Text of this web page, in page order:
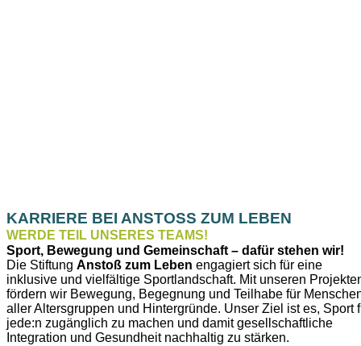
KARRIERE BEI ANSTOSS ZUM LEBEN
WERDE TEIL UNSERES TEAMS!
Sport, Bewegung und Gemeinschaft – dafür stehen wir!
Die Stiftung Anstoß zum Leben engagiert sich für eine
inklusive und vielfältige Sportlandschaft. Mit unseren
fördern wir Bewegung, Begegnung und Teilhabe für
aller Altersgruppen und Hintergründe. Unser Ziel ist es, Sport
jede:n zugänglich zu machen und damit gesellschaftliche
Integration und Gesundheit nachhaltig zu stärken.